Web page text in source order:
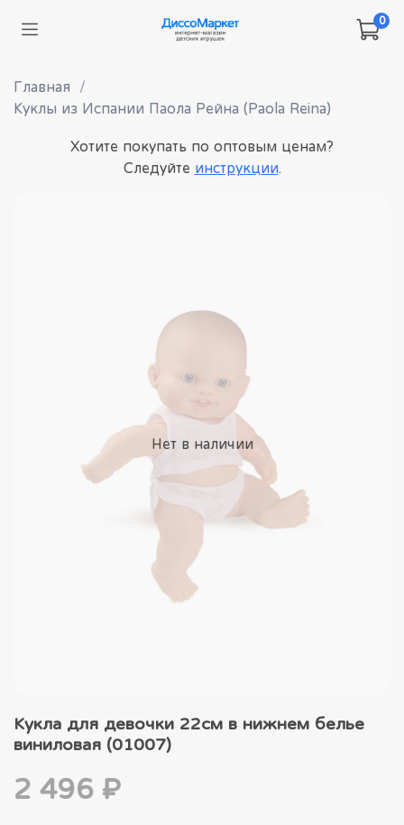
0
Главная
Куклы из Испании Паола Рейна (Paola Reina)
Хотите покупать по оптовым ценам?
Следуйте инструкции.
Нет в наличии
Кукла для девочки 22см в нижнем белье
виниловая (01007)
2 496 ₽